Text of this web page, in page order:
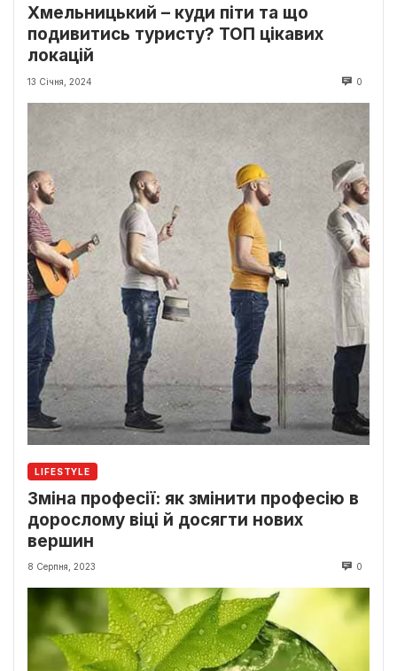
Хмельницький – куди піти та що
подивитись туристу? ТОП цікавих
локацій
13 Січня, 2024 0
LIFESTYLE
Зміна професії: як змінити професію в
дорослому віці й досягти нових
вершин
8 Серпня, 2023 0